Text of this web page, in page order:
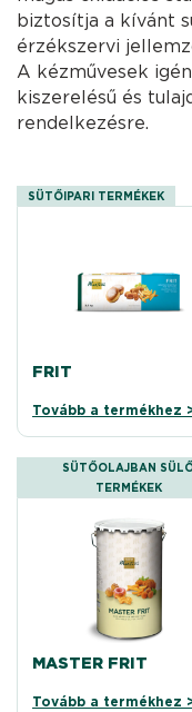
biztosítja a kívánt
érzékszervi
A kézművesek
kiszerelésű és
rendelkezésre.
SÜTŐIPARI TERMÉKEK
FRIT
Tovább a termékhez
SÜTŐOLAJBAN
TERMÉKEK
MASTER FRIT
Tovább a termékhez